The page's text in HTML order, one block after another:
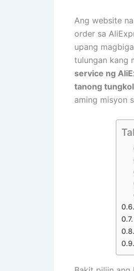
Ang website
order sa
upang
tulungan kang
service ng
tanong
aming misyon